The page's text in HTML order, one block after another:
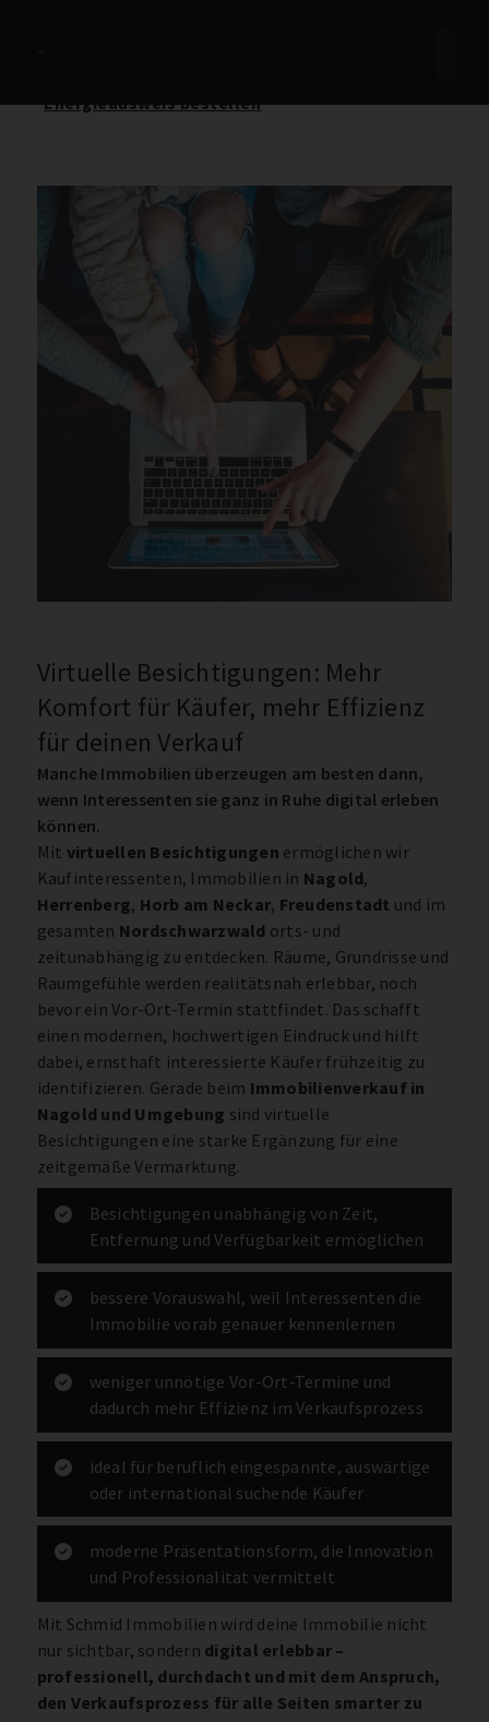
Energieausweis bestellen
Virtuelle Besichtigungen: Mehr
Komfort für Käufer, mehr Effizienz
für deinen Verkauf
Manche Immobilien überzeugen am besten dann,
wenn Interessenten sie ganz in Ruhe digital erleben
können.
Mit virtuellen Besichtigungen ermöglichen wir
Kaufinteressenten, Immobilien in Nagold,
Herrenberg, Horb am Neckar, Freudenstadt und im
gesamten Nordschwarzwald orts- und
zeitunabhängig zu entdecken. Räume, Grundrisse und
Raumgefühle werden realitätsnah erlebbar, noch
bevor ein Vor-Ort-Termin stattfindet. Das schafft
einen modernen, hochwertigen Eindruck und hilft
dabei, ernsthaft interessierte Käufer frühzeitig zu
identifizieren. Gerade beim Immobilienverkauf in
Nagold und Umgebung sind virtuelle
Besichtigungen eine starke Ergänzung für eine
zeitgemäße Vermarktung.
Besichtigungen unabhängig von Zeit,
Entfernung und Verfügbarkeit ermöglichen
bessere Vorauswahl, weil Interessenten die
Immobilie vorab genauer kennenlernen
weniger unnötige Vor-Ort-Termine und
dadurch mehr Effizienz im Verkaufsprozess
ideal für beruflich eingespannte, auswärtige
oder international suchende Käufer
moderne Präsentationsform, die Innovation
und Professionalität vermittelt
Mit Schmid Immobilien wird deine Immobilie nicht
nur sichtbar, sondern digital erlebbar –
professionell, durchdacht und mit dem Anspruch,
den Verkaufsprozess für alle Seiten smarter zu